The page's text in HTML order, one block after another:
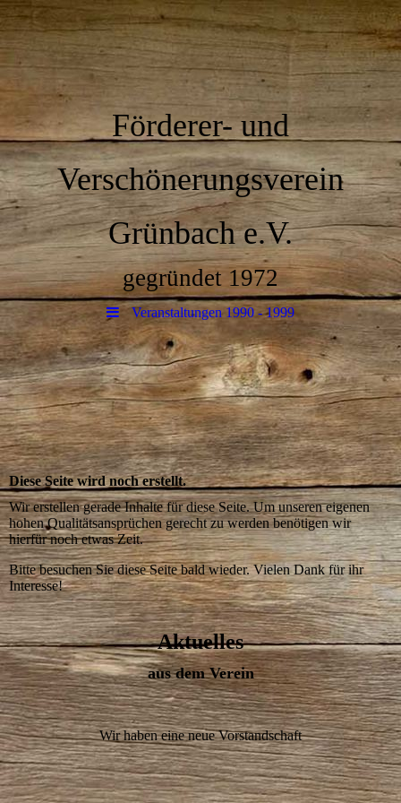
Förderer- und
Verschönerungsverein
Grünbach e.V.
gegründet 1972
Veranstaltungen 1990 - 1999
Diese Seite wird noch erstellt.
Wir erstellen gerade Inhalte für diese Seite. Um unseren eigenen
hohen Qualitätsansprüchen gerecht zu werden benötigen wir
hierfür noch etwas Zeit.
Bitte besuchen Sie diese Seite bald wieder. Vielen Dank für ihr
Interesse!
Aktuelles
aus dem Verein
Wir haben eine neue Vorstandschaft